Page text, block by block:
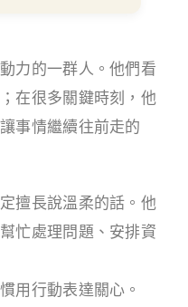
力的一群人。他們看
在很多關鍵時刻，他
事情繼續往前走的
擅長說溫柔的話。他
忙處理問題、安排資
用行動表達關心。